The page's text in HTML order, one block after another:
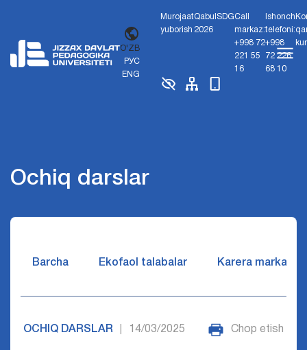
O'ZB
РУС
ENG
Murojaat
yuborish
Qabul
2026
SDGCall
markaz:
+998 72
221 55
16
Ishonch
telefoni:
+998
72 226
68 10
Ochiq darslar
Barcha Ekofaol talabalar Karera markazi
OCHIQ DARSLAR 14/03/2025 Chop etish